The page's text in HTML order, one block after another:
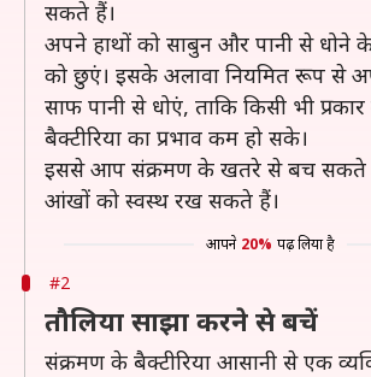
सकते हैं।
अपने हाथों को साबुन और पानी से धोने
को छुएं। इसके अलावा नियमित रूप से
साफ पानी से धोएं, ताकि किसी भी
बैक्टीरिया का प्रभाव कम हो सके।
इससे आप संक्रमण के खतरे से बच सकते
आंखों को स्वस्थ रख सकते हैं।
आपने 20% पढ़ लिया है
#2
तौलिया साझा करने से बचें
संक्रमण के बैक्टीरिया आसानी से एक